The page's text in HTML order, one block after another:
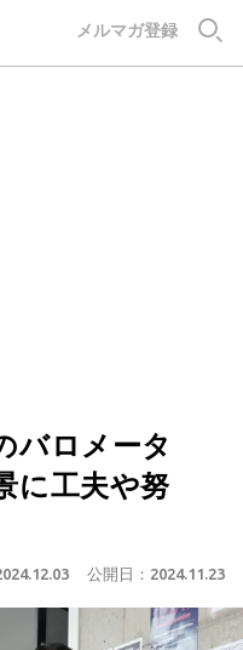
メルマガ登録
バロメータ
に工夫や努
公開日： 2024.11.23